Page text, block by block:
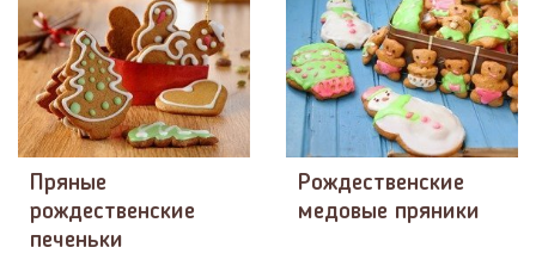
Пряные
рождественские
печеньки
Рождественские
медовые пряники